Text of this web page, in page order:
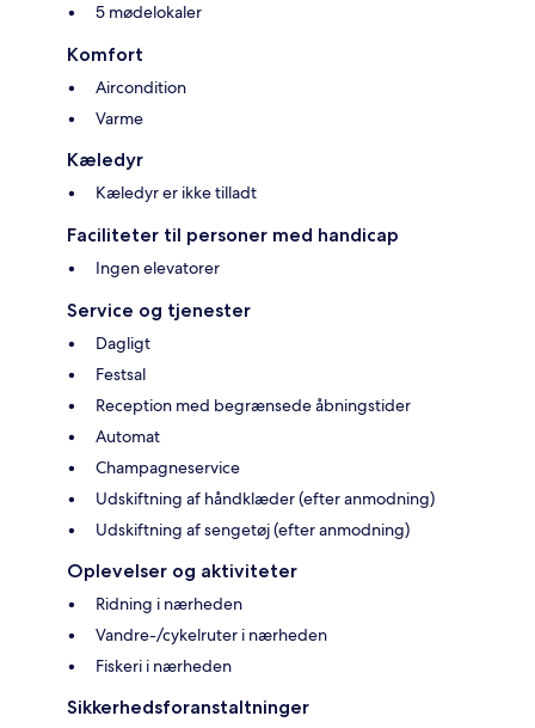
5 mødelokaler
Komfort
Aircondition
Varme
Kæledyr
Kæledyr er ikke tilladt
Faciliteter til personer med handicap
Ingen elevatorer
Service og tjenester
Dagligt
Festsal
Reception med begrænsede åbningstider
Automat
Champagneservice
Udskiftning af håndklæder (efter anmodning)
Udskiftning af sengetøj (efter anmodning)
Oplevelser og aktiviteter
Ridning i nærheden
Vandre-/cykelruter i nærheden
Fiskeri i nærheden
Sikkerhedsforanstaltninger